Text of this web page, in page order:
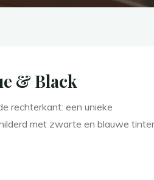
& Black
rechterkant: een unieke
met zwarte en blauwe